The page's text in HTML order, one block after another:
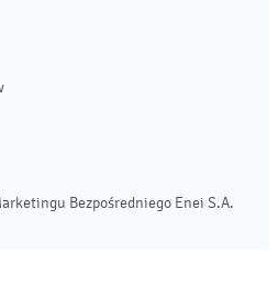
Bezpośredniego Enei S.A.